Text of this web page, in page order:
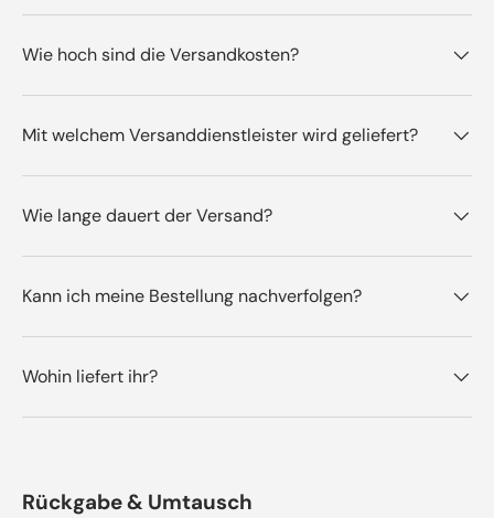
Wie hoch sind die Versandkosten?
Mit welchem Versanddienstleister wird geliefert?
Wie lange dauert der Versand?
Kann ich meine Bestellung nachverfolgen?
Wohin liefert ihr?
Rückgabe & Umtausch